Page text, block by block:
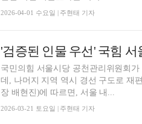
2026-04-01 수요일 | 주현태 기자
국민의힘 서울시당 공천관리위원회
데, 나머지 지역 역시 경선 구도로 재
장 배현진)에 따르면, 서울 내...
2026-03-21 토요일 | 주현태 기자